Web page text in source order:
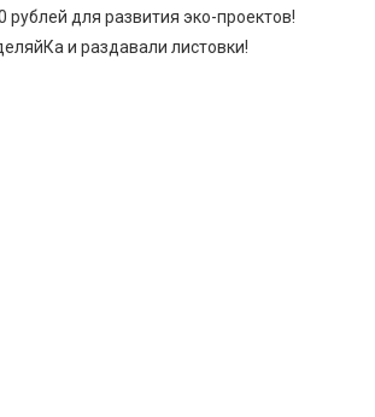
для развития эко-проектов!
и раздавали листовки!